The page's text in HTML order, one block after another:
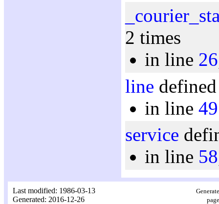
2 times
in line 26
line
in line 49
service
in line 58
Last modified: 1986-03-13
Generated: 2016-12-26